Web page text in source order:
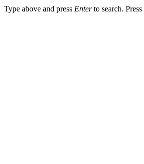
Type above and press Enterto search. Press